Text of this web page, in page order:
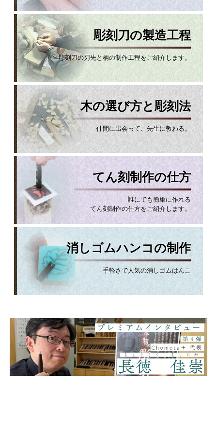
彫刻刀の製造工程
彫刻刀の刃先と柄の制作工程をご紹介します。
木の選び方と彫刻法
仲間に出会って、先生に教わる。
てん刻制作の仕方
誰にでも簡単に作れる
てん刻制作の仕方をご紹介します。
消しゴムハンコの制作
手軽さで人気の消しゴムはんこ